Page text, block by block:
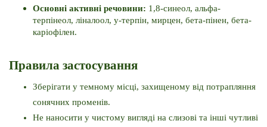
Основні активні речовини: 1,8-синеол, альфа-
терпінеол, ліналоол, y-терпін, мирцен, бета-пінен, бета-
каріофілен.
Правила застосування
Зберігати у темному місці, захищеному від потрапляння
сонячних променів.
Не наносити у чистому вигляді на слизові та інші чутливі